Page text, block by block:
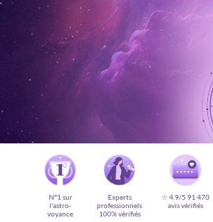
Voyance privée en ligne par
99% de clients satisfaits, avis
N°1 sur
l'astro-
voyance
Experts
professionnels
100% vérifiés
☆ 4.9/5 91 470
avis vérifiés